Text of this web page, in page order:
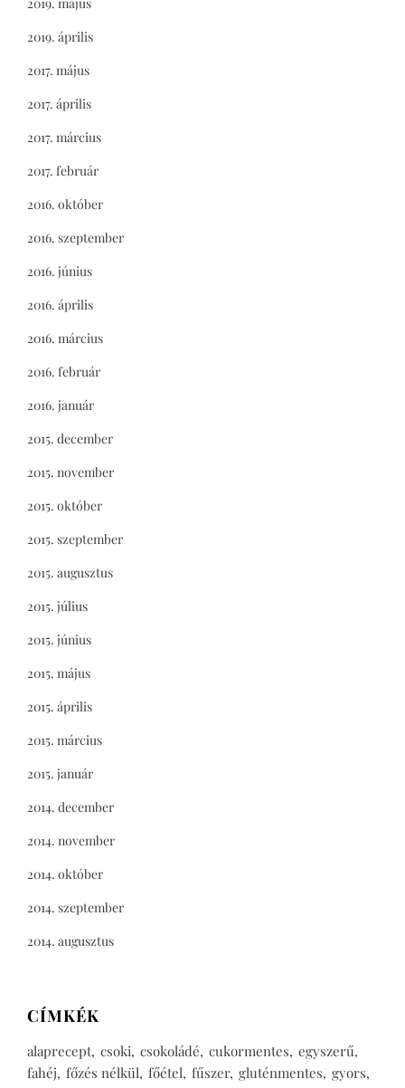
2019. április
2017. május
2017. április
2017. március
2017. február
2016. október
2016. szeptember
2016. június
2016. április
2016. március
2016. február
2016. január
2015. december
2015. november
2015. október
2015. szeptember
2015. augusztus
2015. július
2015. június
2015. május
2015. április
2015. március
2015. január
2014. december
2014. november
2014. október
2014. szeptember
2014. augusztus
CÍMKÉK
alaprecept csoki csokoládé cukormentes egyszerű
fahéj főzés nélkül főétel fűszer gluténmentes gyors